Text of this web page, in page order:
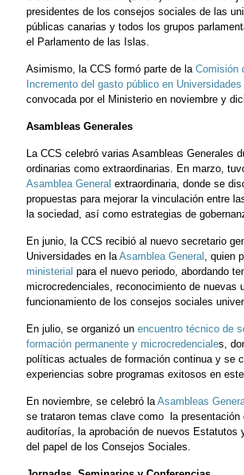
presidentes de los consejos sociales de las
públicas canarias y todos los grupos
el Parlamento de las Islas.
Asimismo, la CCS formó parte de la Comisión
Incremento del gasto público en
convocada por el Ministerio en noviembre y
Asambleas Generales
La CCS celebró varias Asambleas Generales
ordinarias como extraordinarias. En marzo,
Asamblea General extraordinaria, donde se
propuestas para mejorar la vinculación entre
la sociedad, así como estrategias de
En junio, la CCS recibió al nuevo secretario
Universidades en la Asamblea General , quien
ministerial para el nuevo periodo, abordando
microcredenciales, reconocimiento de nuevas
funcionamiento de los consejos sociales
En julio, se organizó un encuentro técnico de
formación permanente y microcredenciales,
políticas actuales de formación continua y se
experiencias sobre programas exitosos en
En noviembre, se celebró la Asambleas
se trataron temas clave como la presentación
auditorías, la aprobación de nuevos Estatutos
del papel de los Consejos Sociales.